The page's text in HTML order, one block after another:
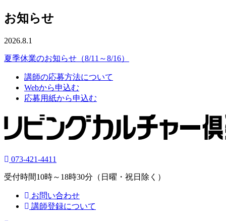
お知らせ
2026.8.1
夏季休業のお知らせ（8/11～8/16）
講師の応募方法について
Webから申込む
応募用紙から申込む
073-421-4411
受付時間10時～18時30分（日曜・祝日除く）
お問い合わせ
講師登録について